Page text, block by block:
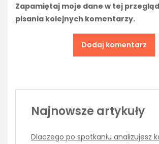
Zapamiętaj moje dane w tej
pisania kolejnych komentarzy.
Najnowsze artykuły
Dlaczego po spotkaniu analizujesz